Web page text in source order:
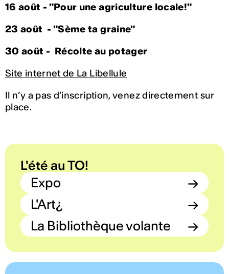
16 août - "Pour une agriculture locale!"
23 août - "Sème ta graine"
30 août - Récolte au potager
Site internet de La Libellule
Il n’y a pas d’inscription, venez directement sur
place.
L'été au TO!
Expo
→
L'Art¿
→
La Bibliothèque volante
→